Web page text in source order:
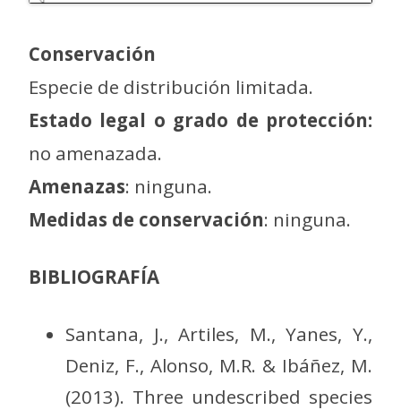
Conservación
Especie de distribución limitada.
Estado legal o grado de protección:
no amenazada.
Amenazas: ninguna.
Medidas de conservación: ninguna.
BIBLIOGRAFÍA
Santana, J., Artiles, M., Yanes, Y.,
Deniz, F., Alonso, M.R. & Ibáñez, M.
(2013). Three undescribed species